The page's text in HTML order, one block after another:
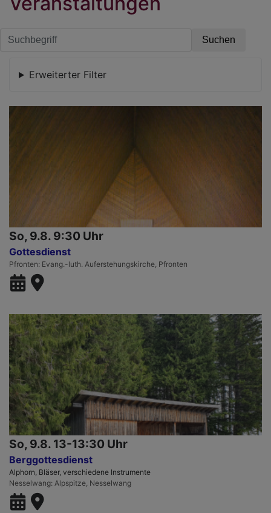
Erweiterter Filter
So, 9.8. 9:30 Uhr
Gottesdienst
Pfronten Evang.-luth. Auferstehungskirche, Pfronten
So, 9.8. 13-13:30 Uhr
Berggottesdienst
Alphorn, Bläser, verschiedene Instrumente
Nesselwang Alpspitze, Nesselwang